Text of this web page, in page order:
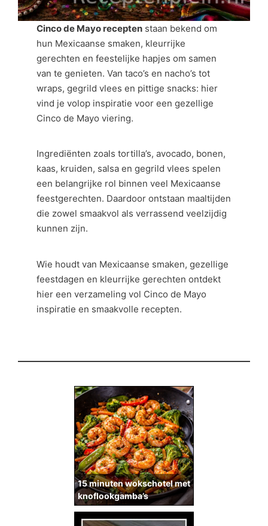
Cinco de Mayo recepten staan bekend om
hun Mexicaanse smaken, kleurrijke
gerechten en feestelijke hapjes om samen
van te genieten. Van taco’s en nacho’s tot
wraps, gegrild vlees en pittige snacks: hier
vind je volop inspiratie voor een gezellige
Cinco de Mayo viering.
Ingrediënten zoals tortilla’s, avocado, bonen,
kaas, kruiden, salsa en gegrild vlees spelen
een belangrijke rol binnen veel Mexicaanse
feestgerechten. Daardoor ontstaan maaltijden
die zowel smaakvol als verrassend veelzijdig
kunnen zijn.
Wie houdt van Mexicaanse smaken, gezellige
feestdagen en kleurrijke gerechten ontdekt
hier een verzameling vol Cinco de Mayo
inspiratie en smaakvolle recepten.
15 minuten wokschotel met
knoflookgamba’s